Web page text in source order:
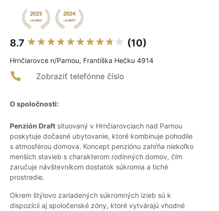
8.7 (10)
Hrnčiarovce n/Parnou, Františka Hečku 4914
Zobraziť telefónne číslo
O spoločnosti:
Penzión Draft situovaný v Hrnčiarovciach nad Parnou
poskytuje dočasné ubytovanie, ktoré kombinuje pohodlie
s atmosférou domova. Koncept penziónu zahŕňa niekoľko
menších stavieb s charakterom rodinných domov, čím
zaručuje návštevníkom dostatok súkromia a tiché
prostredie.
Okrem štýlovo zariadených súkromných izieb sú k
dispozícii aj spoločenské zóny, ktoré vytvárajú vhodné